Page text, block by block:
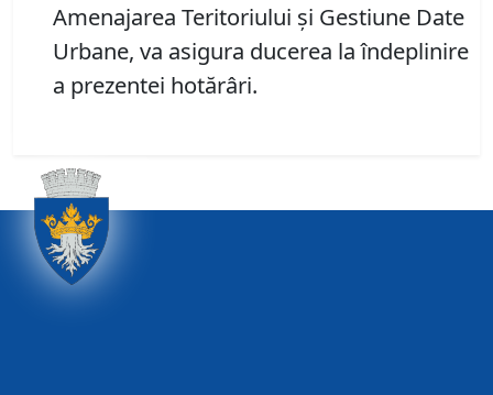
Amenajarea Teritoriului şi Gestiune Date
Urbane, va asigura ducerea la îndeplinire
a prezentei hotărâri.